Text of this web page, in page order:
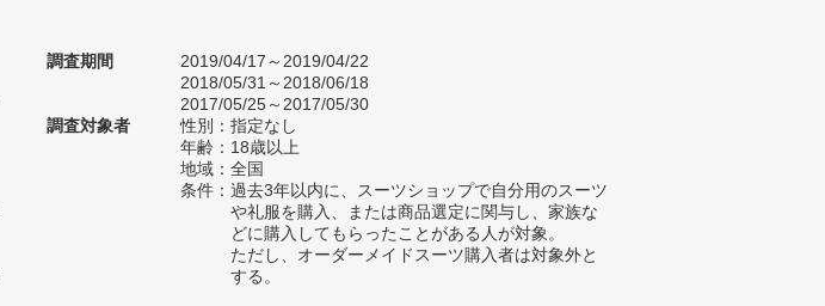
調査期間
2019/04/17～2019/04/22
2018/05/31～2018/06/18
2017/05/25～2017/05/30
調査対象者
性別：指定なし
年齢：18歳以上
地域：全国
条件：過去3年以内に、スーツショップで自分用のスーツ
や礼服を購入、または商品選定に関与し、家族な
どに購入してもらったことがある人が対象。
ただし、オーダーメイドスーツ購入者は対象外と
する。